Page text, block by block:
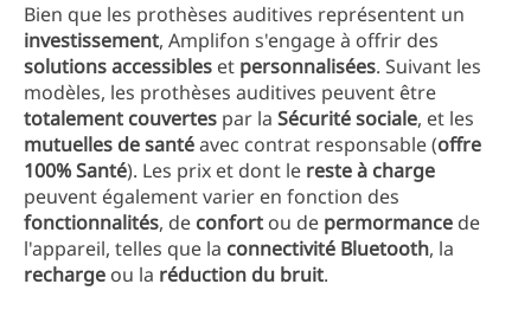
Bien que les prothèses auditives représentent un
investissement, Amplifon s'engage à offrir des
solutions accessibles et personnalisées. Suivant les
modèles, les prothèses auditives peuvent être
totalement couvertes par la Sécurité sociale, et les
mutuelles de santéavec contrat responsable (offre
100% Santé). Les prix et dont le reste à charge
peuvent également varier en fonction des
fonctionnalités, de confort ou de permormance de
l'appareil, telles que la connectivité Bluetooth, la
recharge ou la réduction du bruit.